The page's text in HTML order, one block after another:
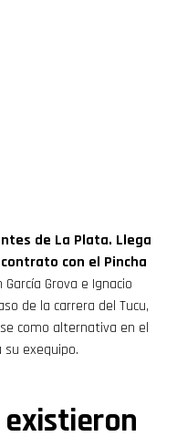
de La Plata. Llega
con el Pincha
Grova e Ignacio
de la carrera del Tucu,
como alternativa en el
exequipo.
existieron